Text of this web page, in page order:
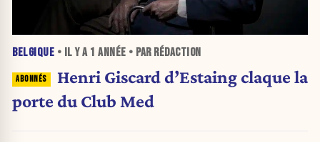
BELGIQUE • IL Y A 1 ANNÉE • PAR RÉDACTION
Henri Giscard d’Estaing claque la
porte du Club Med